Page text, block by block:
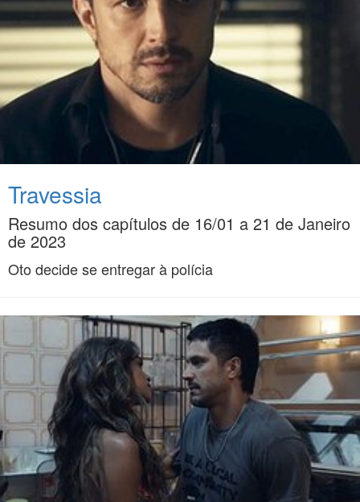
Travessia
Resumo dos capítulos de 16/01 a 21 de Janeiro
de 2023
Oto decide se entregar à polícia